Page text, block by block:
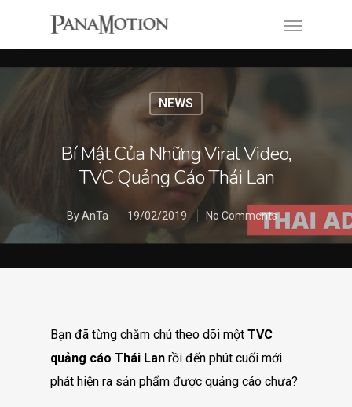
NEWS
Bí Mật Của Những Viral Video,
TVC Quảng Cáo Thái Lan
ByAnTa 19/02/2019 No Comments
Bạn đã từng chăm chú theo dõi một TVC
quảng cáo Thái Lan rồi đến phút cuối mới
phát hiện ra sản phẩm được quảng cáo chưa?